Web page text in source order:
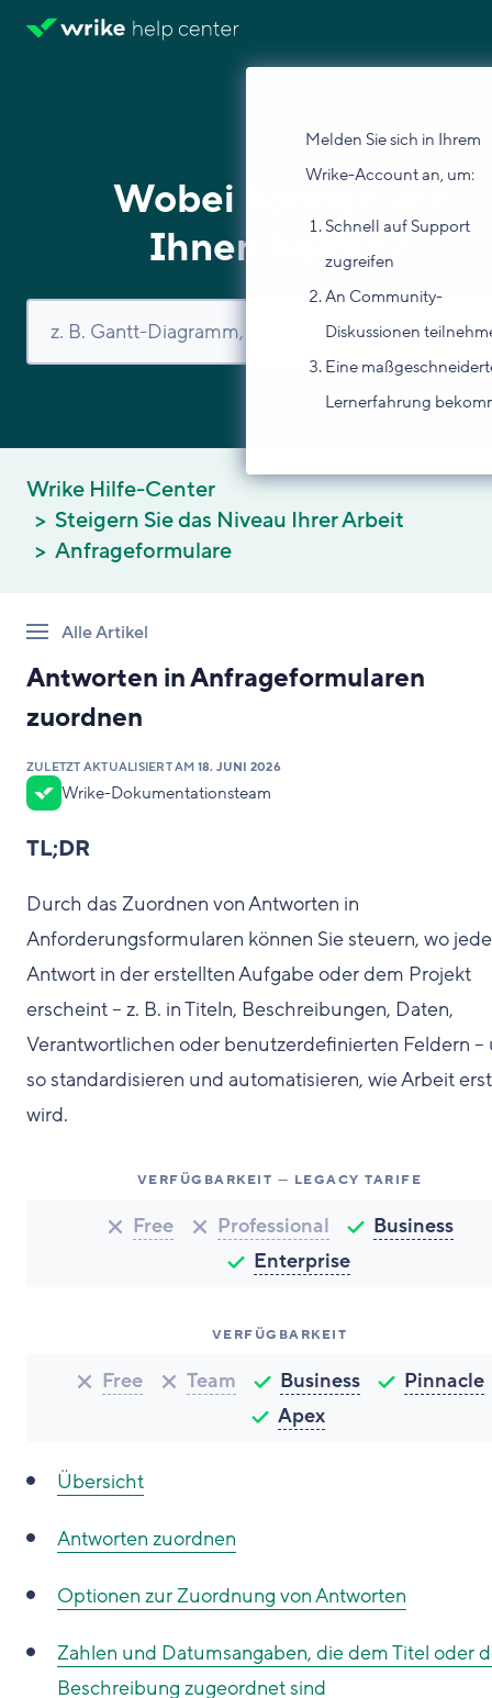
Melden Sie sich in Ihrem
Wrike-Account an, um:
Schnell auf Support
zugreifen
An Community-
Diskussionen
Eine
Lernerfahrung
Wobei können wir
Ihnen helfen?
Wrike Hilfe-Center
Steigern Sie das Niveau Ihrer Arbeit
Anfrageformulare
Alle Artikel
Antworten in Anfrageformularen
zuordnen
ZULETZT AKTUALISIERT AM 18. JUNI 2026
Wrike-Dokumentationsteam
TL;DR
Durch das Zuordnen von Antworten in
Anforderungsformularen können Sie steuern, wo jede
Antwort in der erstellten Aufgabe oder dem Projekt
erscheint – z. B. in Titeln, Beschreibungen, Daten,
Verantwortlichen oder benutzerdefinierten Feldern –
so standardisieren und automatisieren, wie Arbeit
wird.
VERFÜGBARKEIT — LEGACY TARIFE
Free Professional
Business
Enterprise
VERFÜGBARKEIT
Free Team Business
Pinnacle
Apex
Übersicht
Antworten zuordnen
Optionen zur Zuordnung von Antworten
Zahlen und Datumsangaben, die dem Titel oder
Beschreibung zugeordnet sind